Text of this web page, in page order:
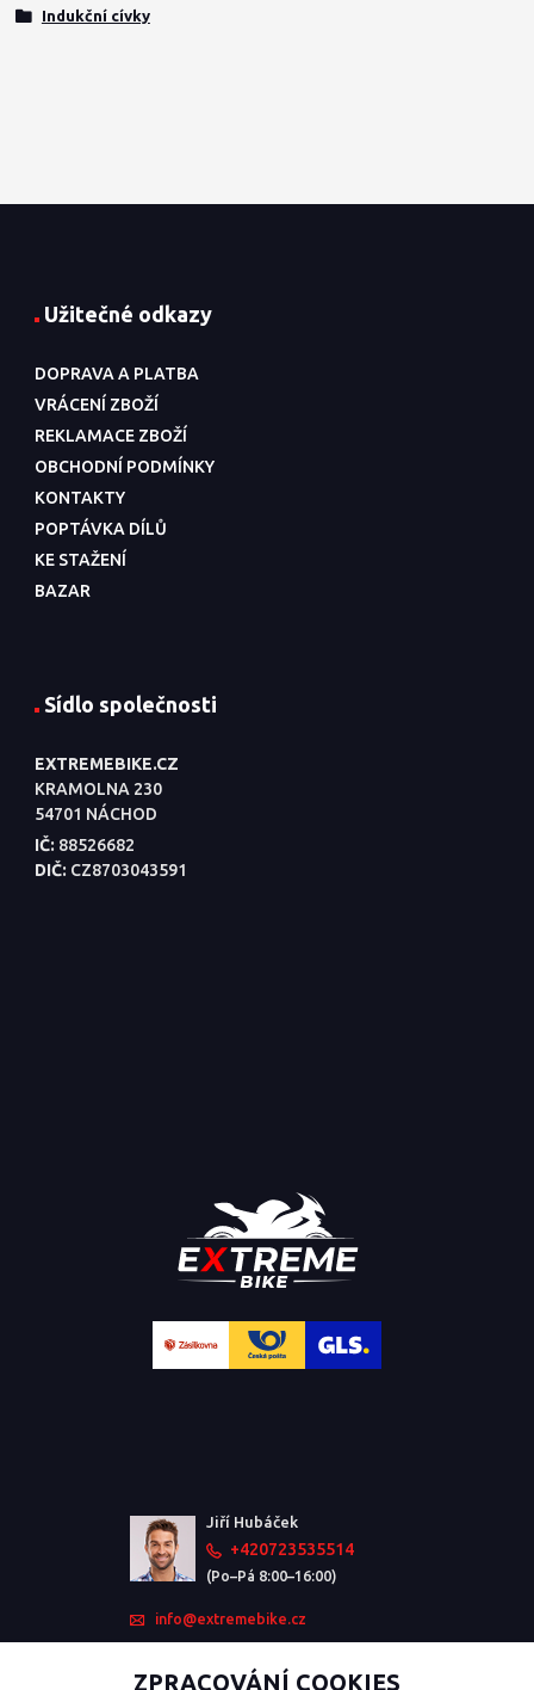
Indukční cívky
Užitečné odkazy
DOPRAVA A PLATBA
VRÁCENÍ ZBOŽÍ
REKLAMACE ZBOŽÍ
OBCHODNÍ PODMÍNKY
KONTAKTY
POPTÁVKA DÍLŮ
KE STAŽENÍ
BAZAR
Sídlo společnosti
EXTREMEBIKE.CZ
KRAMOLNA 230
54701 NÁCHOD
IČ: 88526682
DIČ: CZ8703043591
Jiří Hubáček
+420723535514
(Po–Pá 8:00–16:00)
info@extremebike.cz
ZPRACOVÁNÍ COOKIES